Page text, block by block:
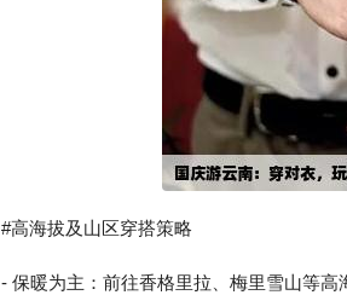
#高海拔及山区穿搭策略
- 保暖为主：前往香格里拉、梅里雪山等